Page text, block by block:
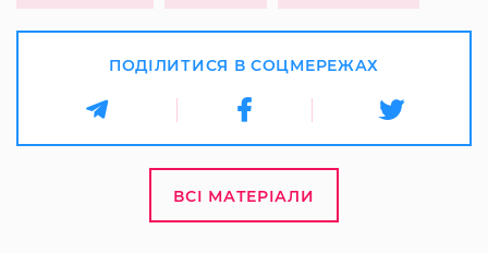
ПОДІЛИТИСЯ В СОЦМЕРЕЖАХ
ВСІ МАТЕРІАЛИ